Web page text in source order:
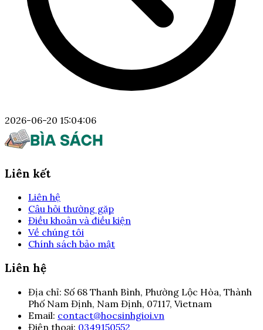
2026-06-20 15:04:06
Liên kết
Liên hệ
Câu hỏi thường gặp
Điều khoản và điều kiện
Về chúng tôi
Chính sách bảo mật
Liên hệ
Địa chỉ: Số 68 Thanh Bình, Phường Lộc Hòa, Thành
Phố Nam Định, Nam Định, 07117, Vietnam
Email: contact@hocsinhgioi.vn
Điện thoại: 0349150552